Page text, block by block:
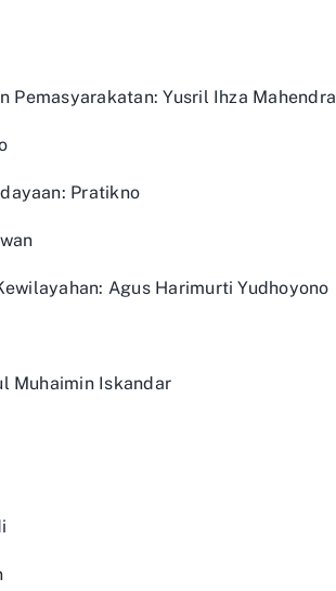
Pemasyarakatan: Yusril Ihza Mahendra
Pratikno
Agus Harimurti Yudhoyono
Muhaimin Iskandar